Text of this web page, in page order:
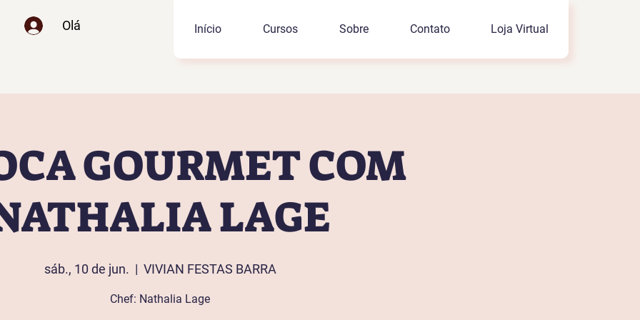
Olá Início Cursos Sobre Contato Loja Virtual
GOURMET COM
LAGE
sáb., 10 de jun.
  |
VIVIAN FESTAS BARRA
Chef: Nathalia Lage